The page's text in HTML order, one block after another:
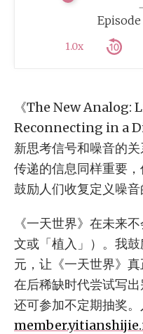
Episode
1.0x
《The New
Reconnecting in a
新思考信号和噪音的
传递的信息同样重要
鼓励人们收复定义噪音
《一天世界》在未来
文或「植入」）。我
元，让《一天世界》
在后稀缺时代尝试写
还可参加不定期抽奖